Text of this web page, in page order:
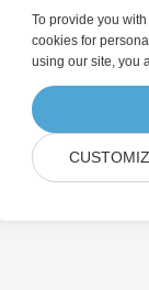
To provide you
cookies for
using our site, you